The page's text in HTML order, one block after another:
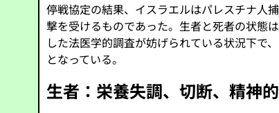
停戦協定の結果、イスラエルはパレスチナ人
撃を受けるものであった。生者と死者の状態
した法医学的調査が妨げられている状況下で
となっている。
生者：栄養失調、切断、精神